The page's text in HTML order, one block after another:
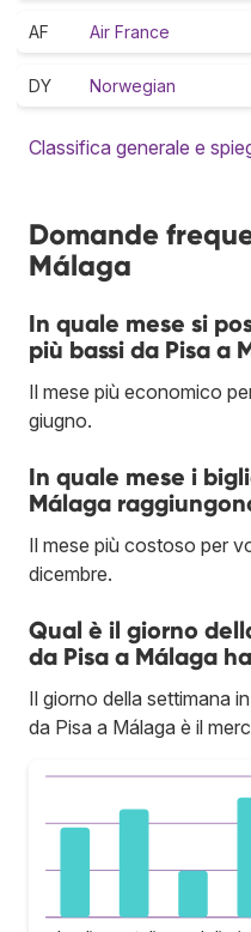
AF Air France
DY Norwegian
Classifica generale e
Domande
Málaga
In quale mese si
più bassi da Pisa a
Il mese più economico
giugno.
In quale mese i
Málaga
Il mese più costoso per
dicembre.
Qual è il giorno
da Pisa a Málaga
Il giorno della settimana
da Pisa a Málaga è il